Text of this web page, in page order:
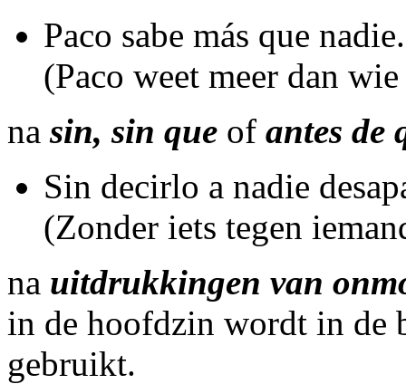
Paco sabe más que nadie.
(Paco weet meer dan
na sin, sin que of antes de
Sin decirlo a nadie
(Zonder iets tegen
na uitdrukkingen van
in de hoofdzin wordt in
gebruikt.